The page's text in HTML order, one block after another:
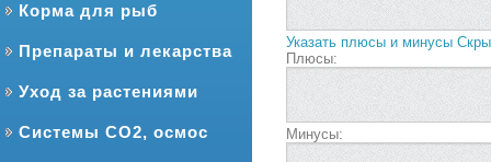
Корма для рыб
Препараты и лекарства
Уход за растениями
Системы CO2, осмос
Указать плюсы и минусы
Плюсы:
Минусы: